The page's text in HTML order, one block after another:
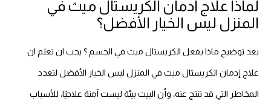
لماذا علاج ادمان الكريستال ميث في
المنزل ليس الخيار الأفضل؟
بعد توضيح ماذا يفعل الكريستال ميث في الجسم ؟ يجب ان تعلم ان
علاج إدمان الكريستال ميث في المنزل ليس الخيار الأفضل لتعدد
المخاطر التي قد تنتج عنه، وأن البيت بيئة ليست آمنة علاجيًا، للأسباب